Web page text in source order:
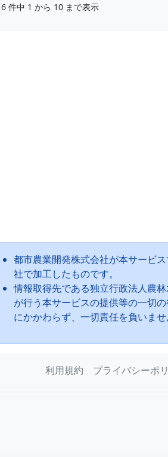
件中 1 から 10 まで表示
都市農業開発株式会社が本サービス
社で加工したものです。
情報取得先である独立行政法人農
が行う本サービスの提供等の一切
にかかわらず、一切責任を負いませ
利用規約 プライバシーポ